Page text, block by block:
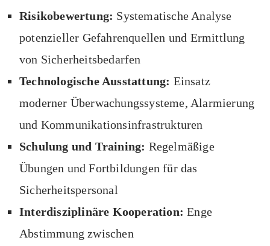
Risikobewertung: Systematische Analyse
potenzieller Gefahrenquellen und Ermittlung
von Sicherheitsbedarfen
Technologische Ausstattung: Einsatz
moderner Überwachungssysteme, Alarmierung
und Kommunikationsinfrastrukturen
Schulung und Training: Regelmäßige
Übungen und Fortbildungen für das
Sicherheitspersonal
Interdisziplinäre Kooperation: Enge
Abstimmung zwischen